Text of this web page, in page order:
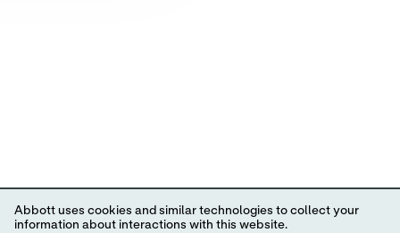
Abbott uses cookies and similar technologies to collect your
information about interactions with this website.